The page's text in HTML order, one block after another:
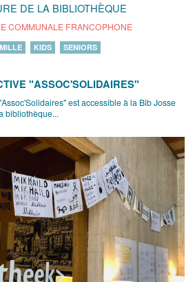
DE LA BIBLIOTHÈQUE
COMMUNALE FRANCOPHONE
KIDS SENIORS
"ASSOC'SOLIDAIRES"
est accessible à la Bib Josse
bibliothèque...